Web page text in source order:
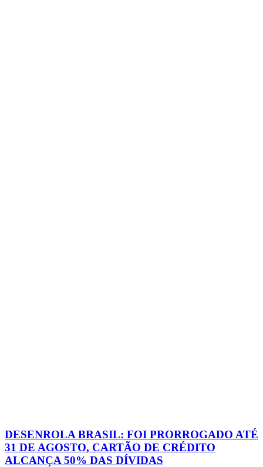
DESENROLA BRASIL: FOI PRORROGADO ATÉ
31 DE AGOSTO, CARTÃO DE CRÉDITO
ALCANÇA 50% DAS DÍVIDAS